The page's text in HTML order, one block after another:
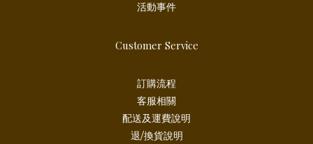
活動事件
Customer Service
訂購流程
客服相關
配送及運費說明
退/換貨說明